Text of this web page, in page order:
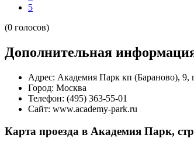
5
(0 голосов)
Дополнительная
Адрес: Академия Парк кп (Бараново), 9,
Город: Москва
Телефон: (495) 363-55-01
Сайт: www.academy-park.ru
Карта проезда в Академия